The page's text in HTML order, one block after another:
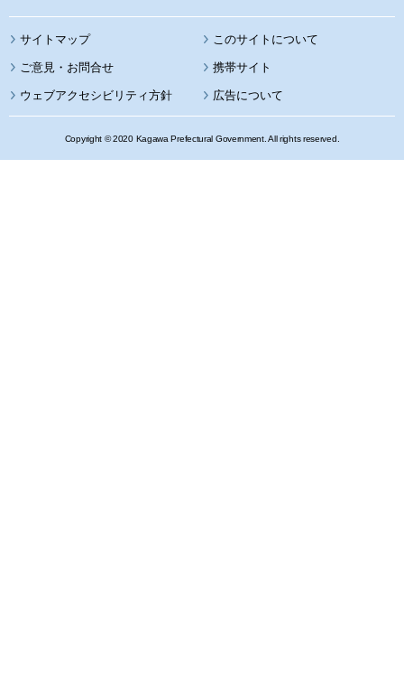
サイトマップ このサイトについて
携帯サイト
ウェブアクセシビリティ方針 広告について
Copyright © 2020 Kagawa Prefectural Government. All rights reserved.